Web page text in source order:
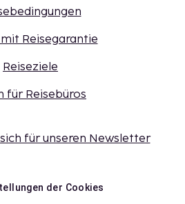
Reisegarantie
Reiseziele
für Reisebüros
für unseren Newsletter
der Cookies